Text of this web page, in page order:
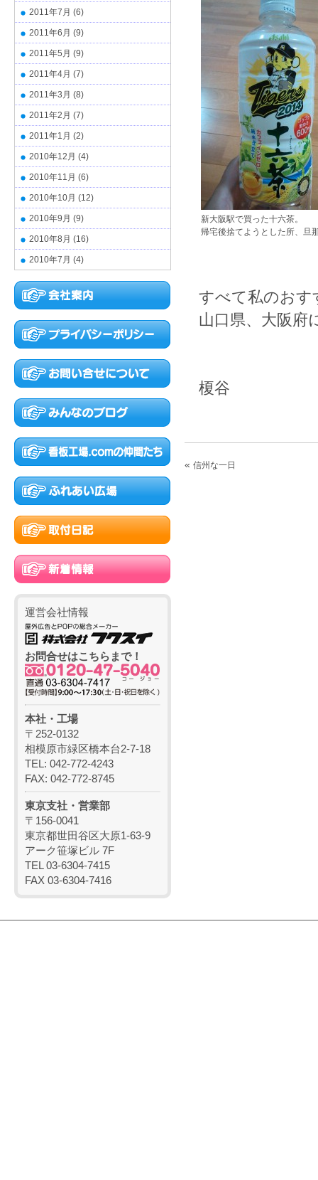
新大阪駅で買った十六茶。
帰宅後捨てようとした所、旦
すべて私のおす
山口県、大阪府
榎谷
« 信州な一日
2011年7月 (6)
2011年6月 (9)
2011年5月 (9)
2011年4月 (7)
2011年3月 (8)
2011年2月 (7)
2011年1月 (2)
2010年12月 (4)
2010年11月 (6)
2010年10月 (12)
2010年9月 (9)
2010年8月 (16)
2010年7月 (4)
運営会社情報
お問合せはこちらまで！
本社・工場
〒252-0132
相模原市緑区橋本台2-7-18
TEL: 042-772-4243
FAX: 042-772-8745
東京支社・営業部
〒156-0041
東京都世田谷区大原1-63-9
アーク笹塚ビル 7F
TEL 03-6304-7415
FAX 03-6304-7416